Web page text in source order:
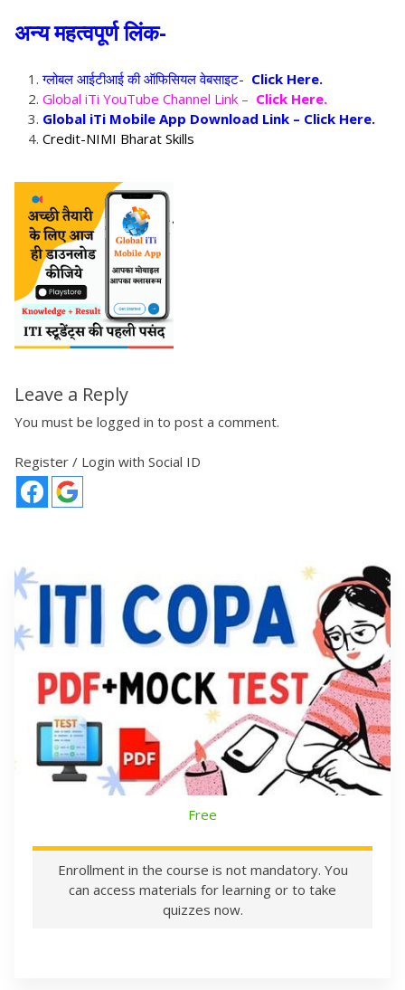
अन्य महत्वपूर्ण लिंक-
ग्लोबल आईटीआई की ऑफिसियल वेबसाइट- Click Here.
Global iTi YouTube Channel Link – Click Here.
Global iTi Mobile App Download Link – Click Here.
Credit-NIMI Bharat Skills
Leave a Reply
You must be logged in to post a comment.
Register / Login with Social ID
Free
Enrollment in the course is not mandatory. You
can access materials for learning or to take
quizzes now.